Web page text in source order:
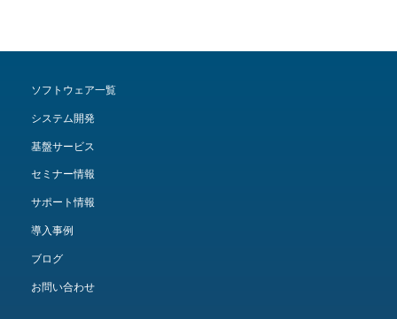
ソフトウェア一覧
システム開発
基盤サービス
セミナー情報
サポート情報
導入事例
ブログ
お問い合わせ